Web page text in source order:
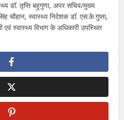
डॉ. तृप्ति बहुगुणा, अपर सचिव/मुख्य
चौहान, स्वास्थ्य निदेशक डॉ. एस.के.गुप्ता,
स्वास्थ्य विभाग के अधिकारी उपस्थित